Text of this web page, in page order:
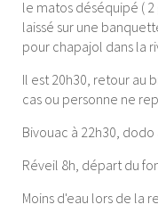
le matos déséquipé ( 2
laissé sur une
pour chapajol dans la
Il est 20h30, retour au
cas ou personne ne
Bivouac à 22h30, dodo
Réveil 8h, départ du
Moins d'eau lors de la